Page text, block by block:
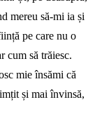
mereu să-mi ia și
pe care nu o
cum să trăiesc.
mie însămi că
și mai învinsă,